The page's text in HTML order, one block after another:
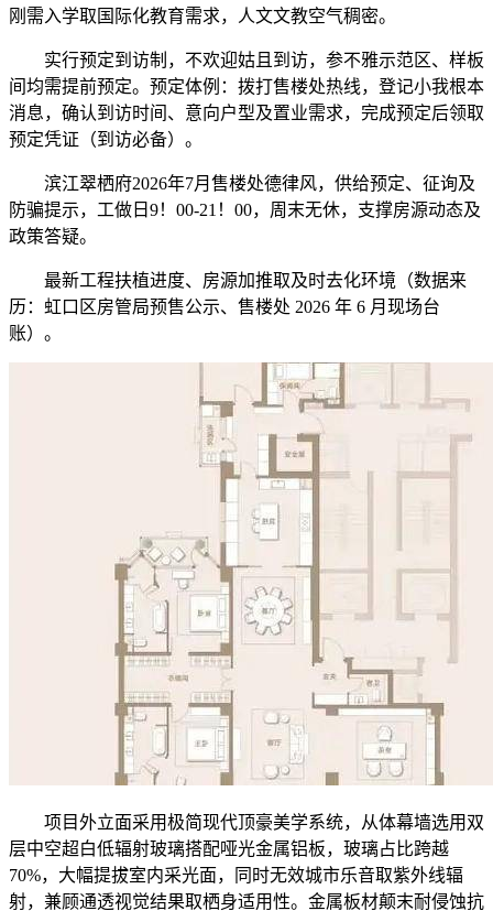
刚需入学取国际化教育需求，人文文教空气稠密。
实行预定到访制，不欢迎姑且到访，参不雅示范区、样板
间均需提前预定。预定体例：拨打售楼处热线，登记小我根本
消息，确认到访时间、意向户型及置业需求，完成预定后领取
预定凭证（到访必备）。
滨江翠栖府2026年7月售楼处德律风，供给预定、征询及
防骗提示，工做日9！00-21！00，周末无休，支撑房源动态及
政策答疑。
最新工程扶植进度、房源加推取及时去化环境（数据来
历：虹口区房管局预售公示、售楼处 2026 年 6 月现场台
账）。
项目外立面采用极简现代顶豪美学系统，从体幕墙选用双
层中空超白低辐射玻璃搭配哑光金属铝板，玻璃占比跨越
70%，大幅提拔室内采光面，同时无效城市乐音取紫外线辐
射，兼顾通透视觉结果取栖身适用性。金属板材颠末耐侵蚀抗